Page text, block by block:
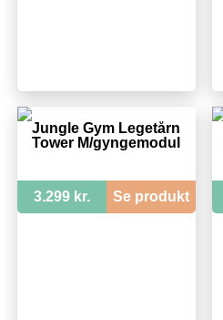
Jungle Gym Legetårn
Tower M/gyngemodul
3.299 kr. Se produkt